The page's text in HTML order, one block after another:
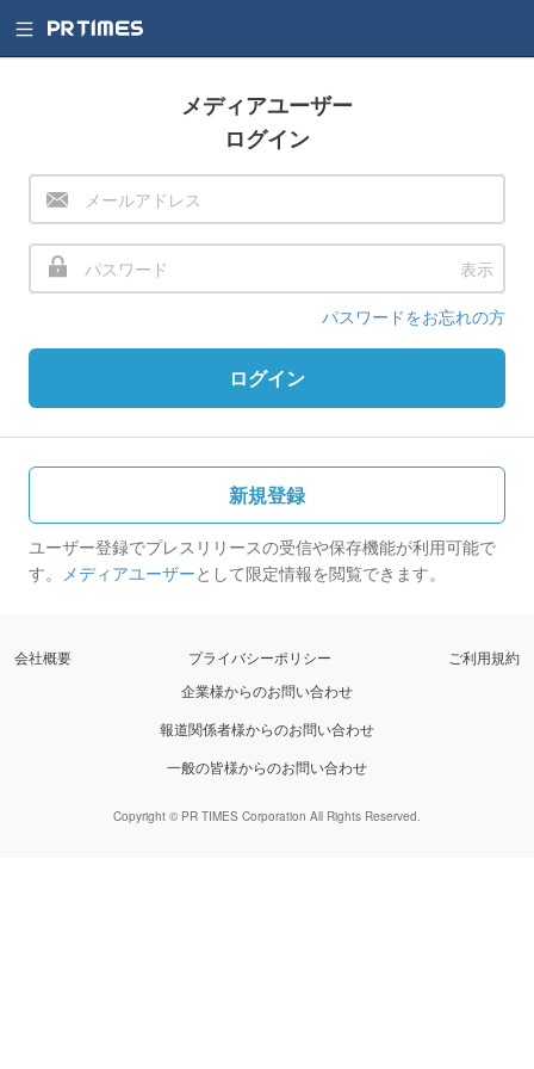
メディアユーザー
ログイン
表示
パスワードをお忘れの方
ログイン
新規登録
ユーザー登録でプレスリリースの受信や保存機能が利用可能で
す。 メディアユーザーとして限定情報を閲覧できます。
会社概要 プライバシーポリシー
ご利用規約
企業様からのお問い合わせ
報道関係者様からのお問い合わせ
一般の皆様からのお問い合わせ
Copyright © PR TIMES Corporation All Rights Reserved.